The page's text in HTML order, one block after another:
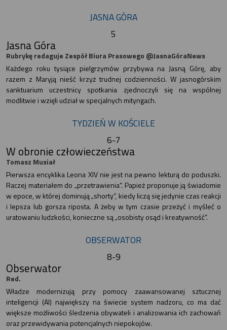
JASNA GÓRA
5
Jasna Góra
Rubrykę redaguje Zespół Biura Prasowego @JasnaGóraNews
Każdego roku tysiące pielgrzymów przybywa na Jasną Górę, aby
razem z Maryją nieść krzyż trudnej codzienności. W jasnogórskim
sanktuarium uczestnicy spotkania zjednoczyli się na wspólnej
modlitwie i wzięli udział w specjalnych mityngach.
TYDZIEŃ W KOŚCIELE
6-7
W obronie człowieczeństwa
Tomasz Musiał
Pierwsza encyklika Leona XIV nie jest na pewno lekturą do poduszki.
Raczej materiałem do „przetrawienia”. Papież proponuje ją świadomie
w epoce, w której dominują „shorty”, kiedy liczą się jedynie czas reakcji
i lepsza lub gorsza riposta. A żeby w tym czasie przeżyć i myśleć o
uratowaniu ludzkości, konieczne są „osobisty osąd i kreatywność”.
OBSERWATOR
8-9
Obserwator
Red.
Władze modernizują przy pomocy zaawansowanej sztucznej
inteligencji (AI) największy na świecie system nadzoru, co ma dać
większe możliwości śledzenia obywateli i analizowania ich zachowań
oraz przewidywania potencjalnych niepokojów.